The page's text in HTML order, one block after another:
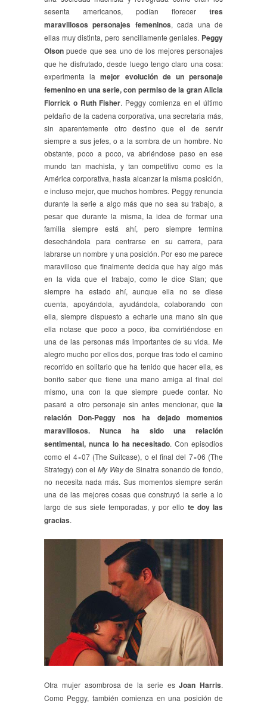
sesenta americanos, podían florecer tres
maravillosos personajes femeninos, cada una de
ellas muy distinta, pero sencillamente geniales. Peggy
Olson puede que sea uno de los mejores personajes
que he disfrutado, desde luego tengo claro una cosa:
experimenta lamejor evolución de un personaje
femenino en una serie, con permiso de la gran Alicia
Florrick o Ruth Fisher. Peggy comienza en el último
peldaño de la cadena corporativa, una secretaria más,
sin aparentemente otro destino que el de servir
siempre a sus jefes, o a la sombra de un hombre. No
obstante, poco a poco, va abriéndose paso en ese
mundo tan machista, y tan competitivo como es la
América corporativa, hasta alcanzar la misma posición,
e incluso mejor, que muchos hombres. Peggy renuncia
durante la serie a algo más que no sea su trabajo, a
pesar que durante la misma, la idea de formar una
familia siempre está ahí, pero siempre termina
desechándola para centrarse en su carrera, para
labrarse un nombre y una posición. Por eso me parece
maravilloso que finalmente decida que hay algo más
en la vida que el trabajo, como le dice Stan; que
siempre ha estado ahí, aunque ella no se diese
cuenta, apoyándola, ayudándola, colaborando con
ella, siempre dispuesto a echarle una mano sin que
ella notase que poco a poco, iba convirtiéndose en
una de las personas más importantes de su vida. Me
alegro mucho por ellos dos, porque tras todo el camino
recorrido en solitario que ha tenido que hacer ella, es
bonito saber que tiene una mano amiga al final del
mismo, una con la que siempre puede contar. No
pasaré a otro personaje sin antes mencionar, que la
relación Don-Peggy nos ha dejado momentos
maravillosos. Nunca ha sido una relación
sentimental, nunca lo ha necesitado. Con episodios
como el 4×07 (The Suitcase), o el final del 7×06 (The
Strategy) con el My Wayde Sinatra sonando de fondo,
no necesita nada más. Sus momentos siempre serán
una de las mejores cosas que construyó la serie a lo
largo de sus siete temporadas, y por ello te doy las
gracias.
Otra mujer asombrosa de la serie esJoan Harris.
Como Peggy, también comienza en una posición de